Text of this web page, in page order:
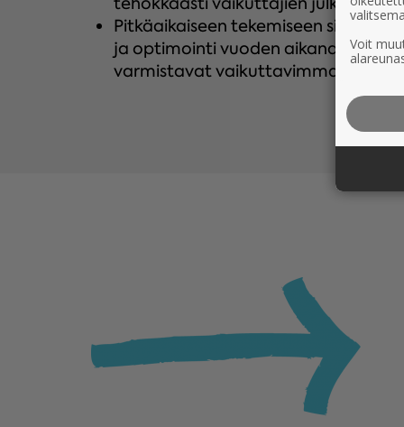
Pitkäaikaiseen tekemiseen sisältyy
ja optimointi vuoden aikana –
varmistavat vaikuttavimmat tulokset
Voit